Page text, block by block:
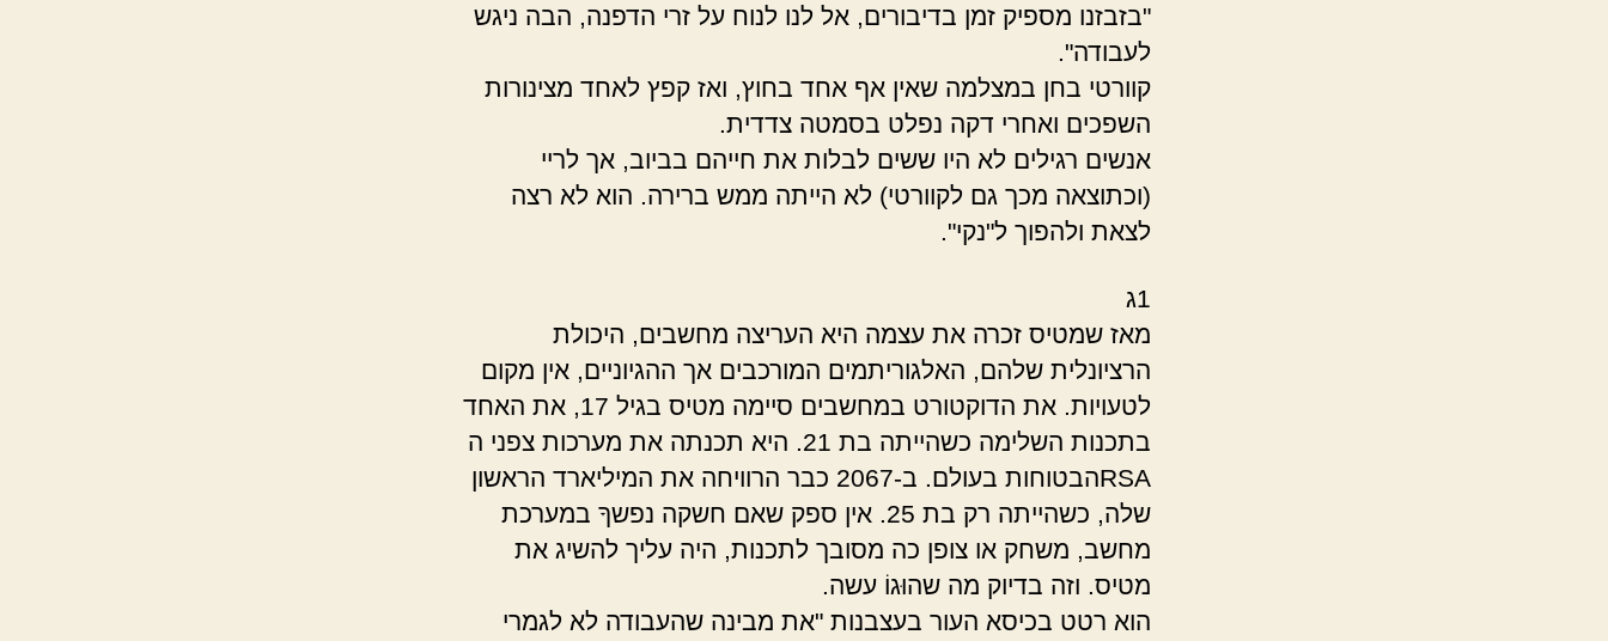
"בזבזנו מספיק זמן בדיבורים, אל לנו לנוח על זרי הדפנה, הבה ניגש
לעבודה".
קוורטי בחן במצלמה שאין אף אחד בחוץ, ואז קפץ לאחד מצינורות
השפכים ואחרי דקה נפלט בסמטה צדדית.
אנשים רגילים לא היו ששים לבלות את חייהם בביוב, אך לריי
(וכתוצאה מכך גם לקוורטי) לא הייתה ממש ברירה. הוא לא רצה
לצאת ולהפוך ל"נקי".
1ג
מאז שמטיס זכרה את עצמה היא העריצה מחשבים, היכולת
הרציונלית שלהם, האלגוריתמים המורכבים אך ההגיוניים, אין מקום
לטעויות. את הדוקטורט במחשבים סיימה מטיס בגיל 17, את האחד
בתכנות השלימה כשהייתה בת 21. היא תכנתה את מערכות צפני ה
RSAהבטוחות בעולם. ב-2067 כבר הרוויחה את המיליארד הראשון
שלה, כשהייתה רק בת 25. אין ספק שאם חשקה נפשךָ במערכת
מחשב, משחק או צופן כה מסובך לתכנות, היה עליך להשיג את
מטיס. וזה בדיוק מה שהוּגוֹ עשה.
הוא רטט בכיסא העור בעצבנות "את מבינה שהעבודה לא לגמרי